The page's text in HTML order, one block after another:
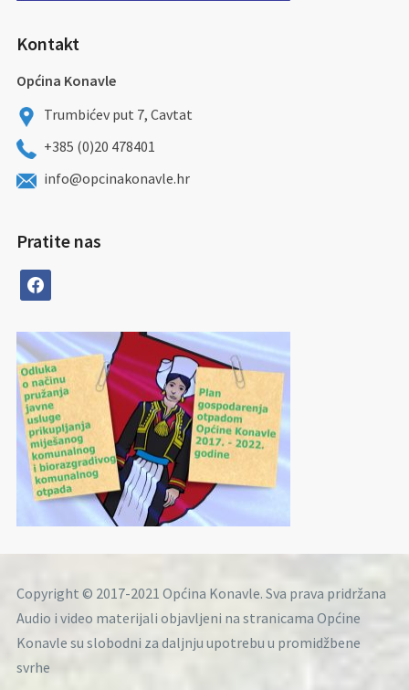
Kontakt
Općina Konavle
Trumbićev put 7, Cavtat
+385 (0)20 478401
info@opcinakonavle.hr
Pratite nas
facebook
Copyright © 2017-2021 Općina Konavle. Sva prava pridržana
Audio i video materijali objavljeni na stranicama Općine
Konavle su slobodni za daljnju upotrebu u promidžbene
svrhe